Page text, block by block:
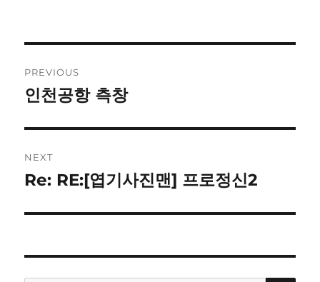
navigation
PREVIOUS
Previous
인천공항 측창
NEXT
Next
Re: RE:[엽기사진맨] 프로정신2